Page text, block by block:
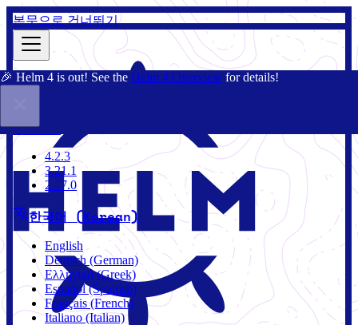
본문으로 건너뛰기
🎉 Helm 4 is out! See the Helm 4 Overview for details!
3.21.1
4.2.3
3.21.1
2.17.0
한국어 (Korean)
English
Deutsch (German)
Ελληνικά (Greek)
Español (Spanish)
Français (French)
Italiano (Italian)